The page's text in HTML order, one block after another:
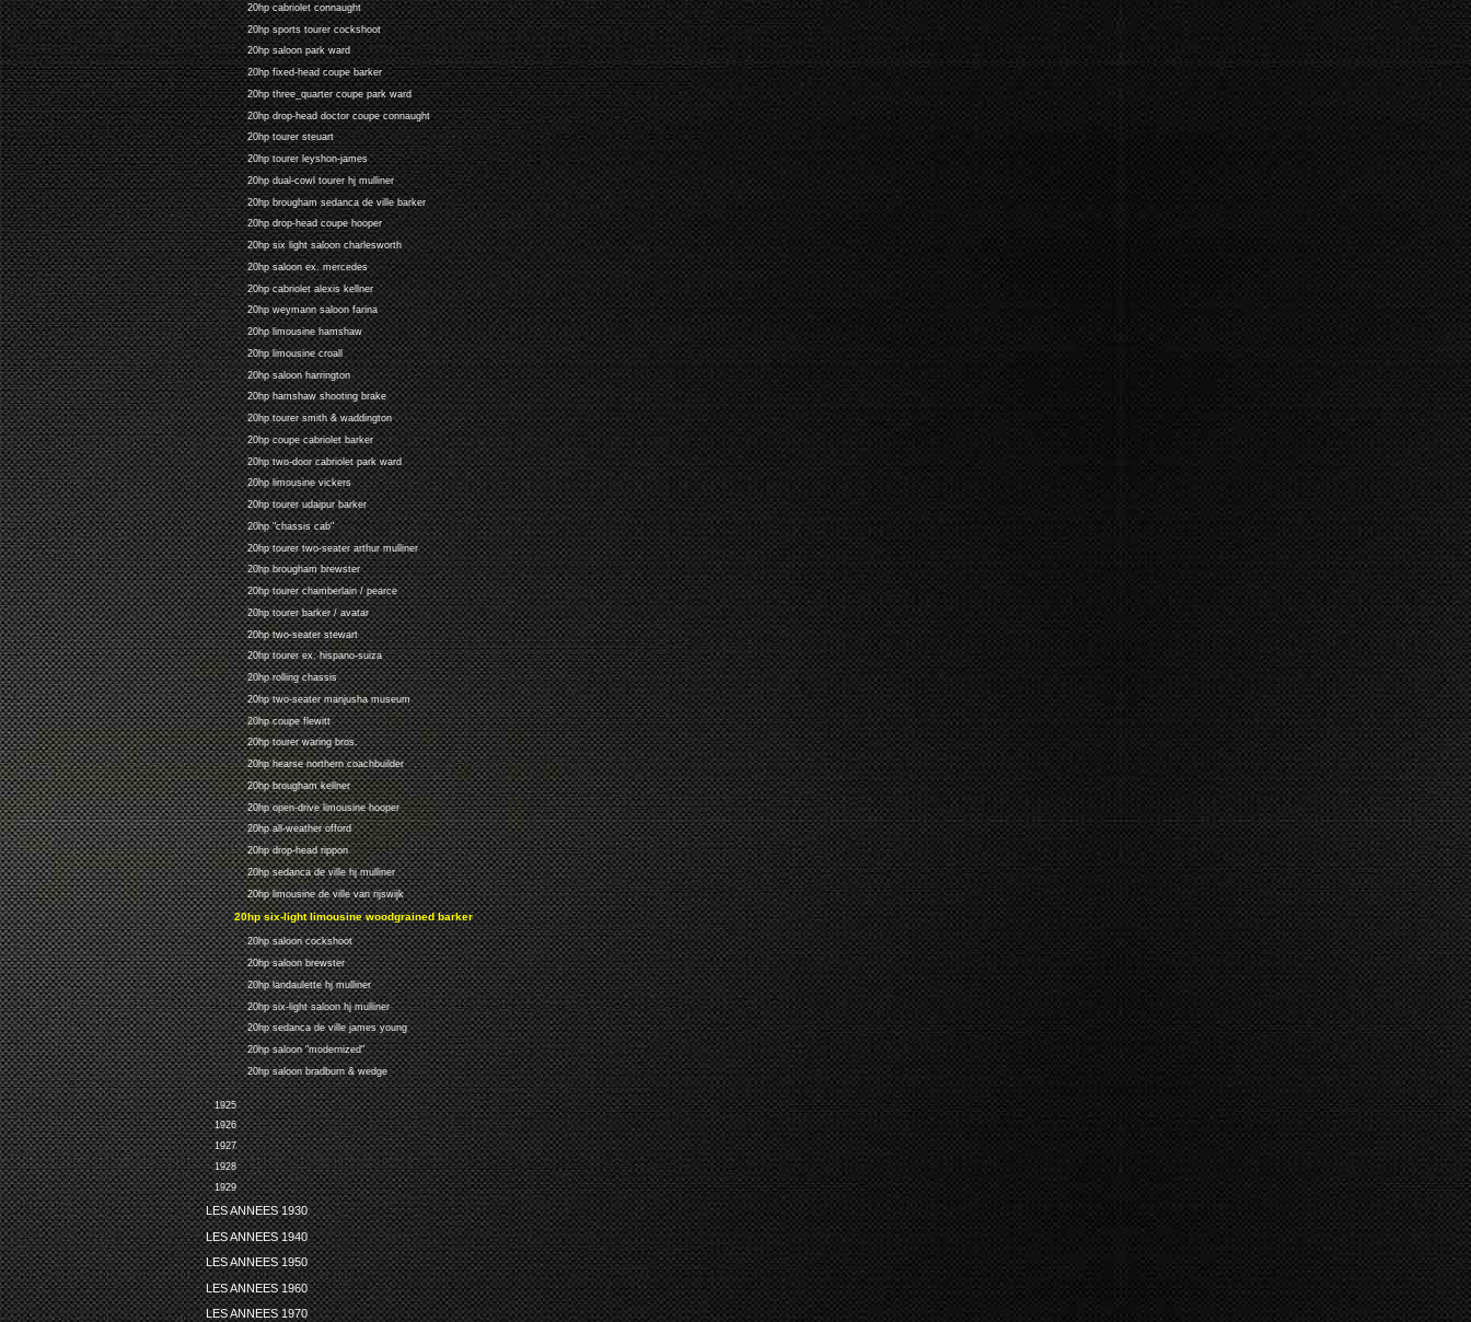
20hp cabriolet connaught
20hp sports tourer cockshoot
20hp saloon park ward
20hp fixed-head coupe barker
20hp three_quarter coupe park ward
20hp drop-head doctor coupe connaught
20hp tourer steuart
20hp tourer leyshon-james
20hp dual-cowl tourer hj mulliner
20hp brougham sedanca de ville barker
20hp drop-head coupe hooper
20hp six light saloon charlesworth
20hp saloon ex. mercedes
20hp cabriolet alexis kellner
20hp weymann saloon farina
20hp limousine hamshaw
20hp limousine croall
20hp saloon harrington
20hp hamshaw shooting brake
20hp tourer smith & waddington
20hp coupe cabriolet barker
20hp two-door cabriolet park ward
20hp limousine vickers
20hp tourer udaipur barker
20hp "chassis cab"
20hp tourer two-seater arthur mulliner
20hp brougham brewster
20hp tourer chamberlain / pearce
20hp tourer barker / avatar
20hp two-seater stewart
20hp tourer ex. hispano-suiza
20hp rolling chassis
20hp two-seater manjusha museum
20hp coupe flewitt
20hp tourer waring bros.
20hp hearse northern coachbuilder
20hp brougham kellner
20hp open-drive limousine hooper
20hp all-weather offord
20hp drop-head rippon
20hp sedanca de ville hj mulliner
20hp limousine de ville van rijswijk
20hp six-light limousine woodgrained barker
20hp saloon cockshoot
20hp saloon brewster
20hp landaulette hj mulliner
20hp six-light saloon hj mulliner
20hp sedanca de ville james young
20hp saloon "modernized"
20hp saloon bradburn & wedge
1925
1926
1927
1928
1929
LES ANNEES 1930
LES ANNEES 1940
LES ANNEES 1950
LES ANNEES 1960
LES ANNEES 1970